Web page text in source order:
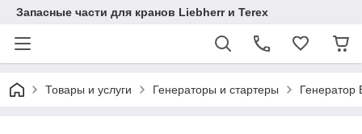
Запасные части для кранов Liebherr и Terex
Товары и услуги Генераторы и стартеры Генератор